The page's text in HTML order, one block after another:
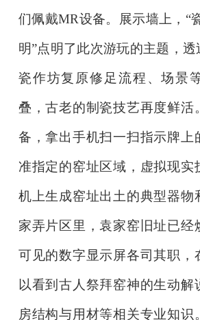
们佩戴MR设备。展示墙上，“
明”点明了此次游玩的主题，透
瓷作坊复原修足流程、场景
叠，古老的制瓷技艺再度鲜活
备，拿出手机扫一扫指示牌上
准指定的窑址区域，虚拟现实
机上生成窑址出土的典型器物
家弄片区里，袁家窑旧址已经
可见的数字显示屏各司其职，
以看到古人祭拜窑神的生动解
房结构与用材等相关专业知识